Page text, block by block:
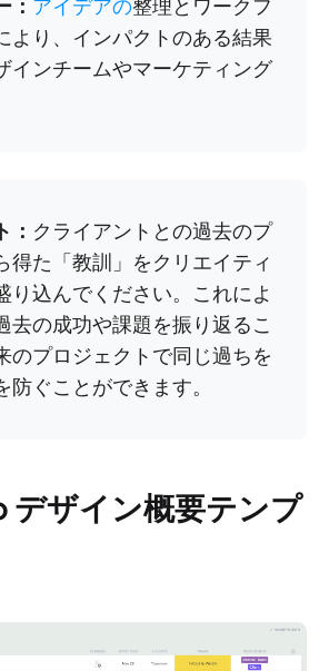
： アイデアの整理とワークフ
より、インパクトのある結果
インチームやマーケティング
： クライアントとの過去のプ
得た「教訓」をクリエイティ
り込んでください。これによ
去の成功や課題を振り返るこ
のプロジェクトで同じ過ちを
防ぐことができます。
デザイン概要テンプ